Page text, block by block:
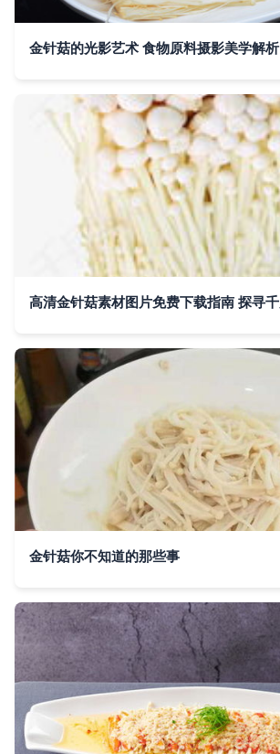
金针菇的光影艺术 食物原料摄影美学解析
金针菇你不知道的那些事